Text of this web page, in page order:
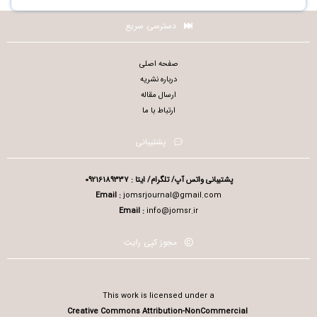
دسترسی سریع
صفحه اصلی
درباره نشریه
ارسال مقاله
ارتباط با ما
پشتیبانی
پشتیبانی واتس آپ/ تلگرام/ ایتا : 09216189337
Email :jomsrjournal@gmail.com
Email :info@jomsr.ir
مجوز کپی رایت
This work is licensed under a